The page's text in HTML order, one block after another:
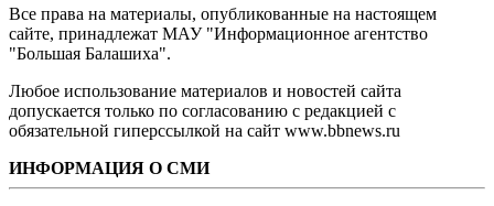
Все права на материалы, опубликованные на настоящем
сайте, принадлежат МАУ "Информационное агентство
"Большая Балашиха".
Любое использование материалов и новостей сайта
допускается только по согласованию с редакцией с
обязательной гиперссылкой на сайт www.bbnews.ru
ИНФОРМАЦИЯ О СМИ